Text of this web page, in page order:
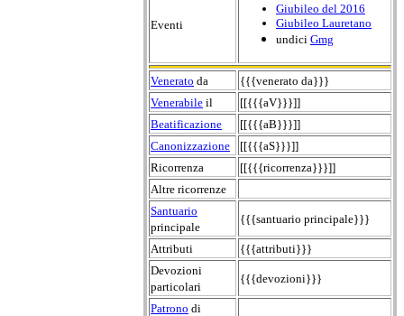
Eventi
Giubileo del 2016
Giubileo Lauretano
undici Gmg
Venerato da
{{{venerato da}}}
Venerabile il
[[{{{aV}}}]]
Beatificazione
[[{{{aB}}}]]
Canonizzazione
[[{{{aS}}}]]
Ricorrenza
[[{{{ricorrenza}}}]]
Altre ricorrenze
Santuario
principale
{{{santuario principale}}}
Attributi
{{{attributi}}}
Devozioni
particolari
{{{devozioni}}}
Patrono di